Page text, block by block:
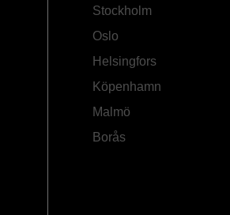
Stockholm
Oslo
Helsingfors
Köpenhamn
Malmö
Borås